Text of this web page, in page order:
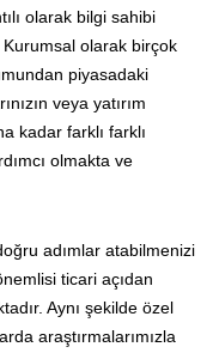
olarak bilgi sahibi
Kurumsal olarak birçok
piyasadaki
veya yatırım
kadar farklı farklı
olmakta ve
adımlar atabilmenizi
ticari açıdan
Aynı şekilde özel
araştırmalarımızla